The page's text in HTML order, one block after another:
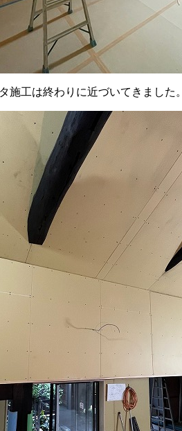
施工は終わりに近づいてきました。